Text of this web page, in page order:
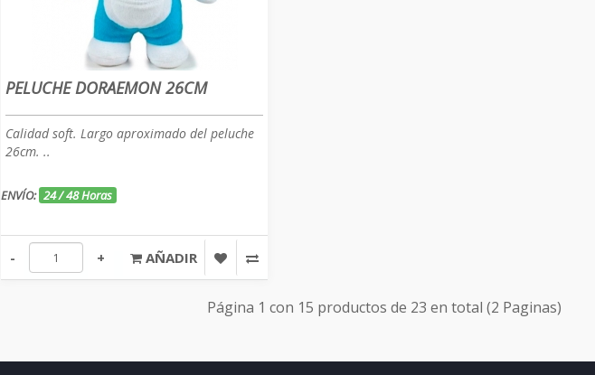
PELUCHE DORAEMON 26CM
Calidad soft. Largo aproximado del peluche
26cm. ..
ENVÍO: 24 / 48 Horas
- + AÑADIR
Página 1 con 15 productos de 23 en total (2 Paginas)